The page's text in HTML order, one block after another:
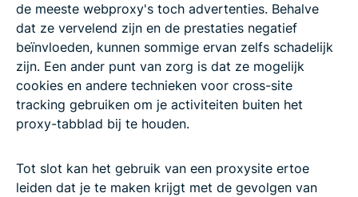
de meeste webproxy's toch advertenties. Behalve
dat ze vervelend zijn en de prestaties negatief
beïnvloeden, kunnen sommige ervan zelfs schadelijk
zijn. Een ander punt van zorg is dat ze mogelijk
cookies en andere technieken voor cross-site
tracking gebruiken om je activiteiten buiten het
proxy-tabblad bij te houden.
Tot slot kan het gebruik van een proxysite ertoe
leiden dat je te maken krijgt met de gevolgen van